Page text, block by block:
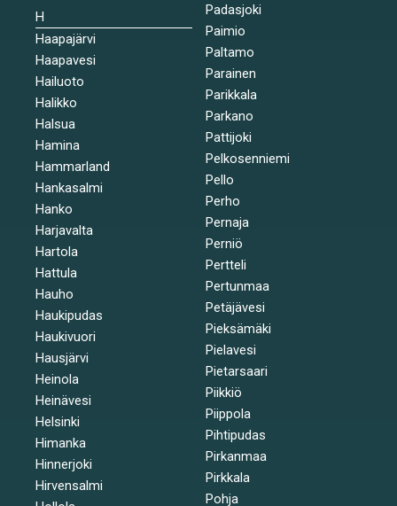
H
Haapajärvi
Haapavesi
Hailuoto
Halikko
Halsua
Hamina
Hammarland
Hankasalmi
Hanko
Harjavalta
Hartola
Hattula
Hauho
Haukipudas
Haukivuori
Hausjärvi
Heinola
Heinävesi
Helsinki
Himanka
Hinnerjoki
Hirvensalmi
Padasjoki
Paimio
Paltamo
Parainen
Parikkala
Parkano
Pattijoki
Pelkosenniemi
Pello
Perho
Pernaja
Perniö
Pertteli
Pertunmaa
Petäjävesi
Pieksämäki
Pielavesi
Pietarsaari
Piikkiö
Piippola
Pihtipudas
Pirkanmaa
Pirkkala
Pohja